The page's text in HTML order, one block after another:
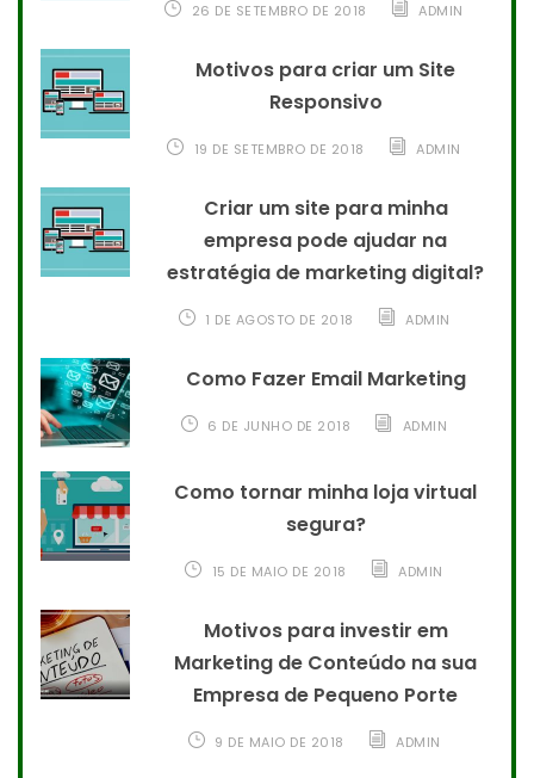
26 DE SETEMBRO DE 2018 ADMIN
Motivos para criar um Site
Responsivo
19 DE SETEMBRO DE 2018 ADMIN
Criar um site para minha
empresa pode ajudar na
estratégia de marketing digital?
1 DE AGOSTO DE 2018 ADMIN
Como Fazer Email Marketing
6 DE JUNHO DE 2018 ADMIN
Como tornar minha loja virtual
segura?
15 DE MAIO DE 2018 ADMIN
Motivos para investir em
Marketing de Conteúdo na sua
Empresa de Pequeno Porte
9 DE MAIO DE 2018 ADMIN